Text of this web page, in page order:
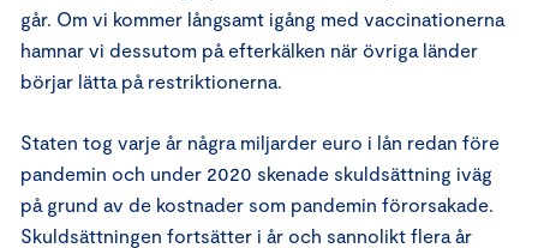
går. Om vi kommer långsamt igång med vaccinationerna
hamnar vi dessutom på efterkälken när övriga länder
börjar lätta på restriktionerna.
Staten tog varje år några miljarder euro i lån redan före
pandemin och under 2020 skenade skuldsättning iväg
på grund av de kostnader som pandemin förorsakade.
Skuldsättningen fortsätter i år och sannolikt flera år